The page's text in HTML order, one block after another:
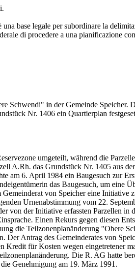
base legale per subordinare la
di procedere a una pianificazione
Schwendi" in der Gemeinde Speicher.
Nr. 1406 ein Quartierplan
umgeteilt, während die
A.Rh. das Grundstück Nr. 1405 aus
am 6. April 1984 ein Baugesuch zur
das Baugesuch, um eine
von Speicher eine
Urnenabstimmung vom 22.
von der Initiative erfassten Parzellen
Einen Rekurs gegen diesen
die Teilzonenplanänderung
Der Antrag des Gemeinderates von
Kredit für Kosten wegen eingetretener
Die R. AG hatte
Genehmigung am 19. März 1991.